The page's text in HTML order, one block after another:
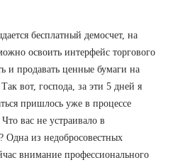
бесплатный демосчет, на
освоить интерфейс торгового
и продавать ценные бумаги на
вот, господа, за эти 5 дней я
пришлось уже в процессе
вас не устраивало в
Одна из недобросовестных
внимание профессионального